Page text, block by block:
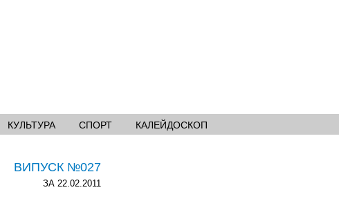
КУЛЬТУРА СПОРТ КАЛЕЙДОСКОП
ВИПУСК №027
ЗА 22.02.2011